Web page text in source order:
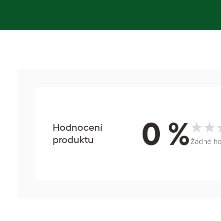
Hodnocení
produktu
0 %Žádné